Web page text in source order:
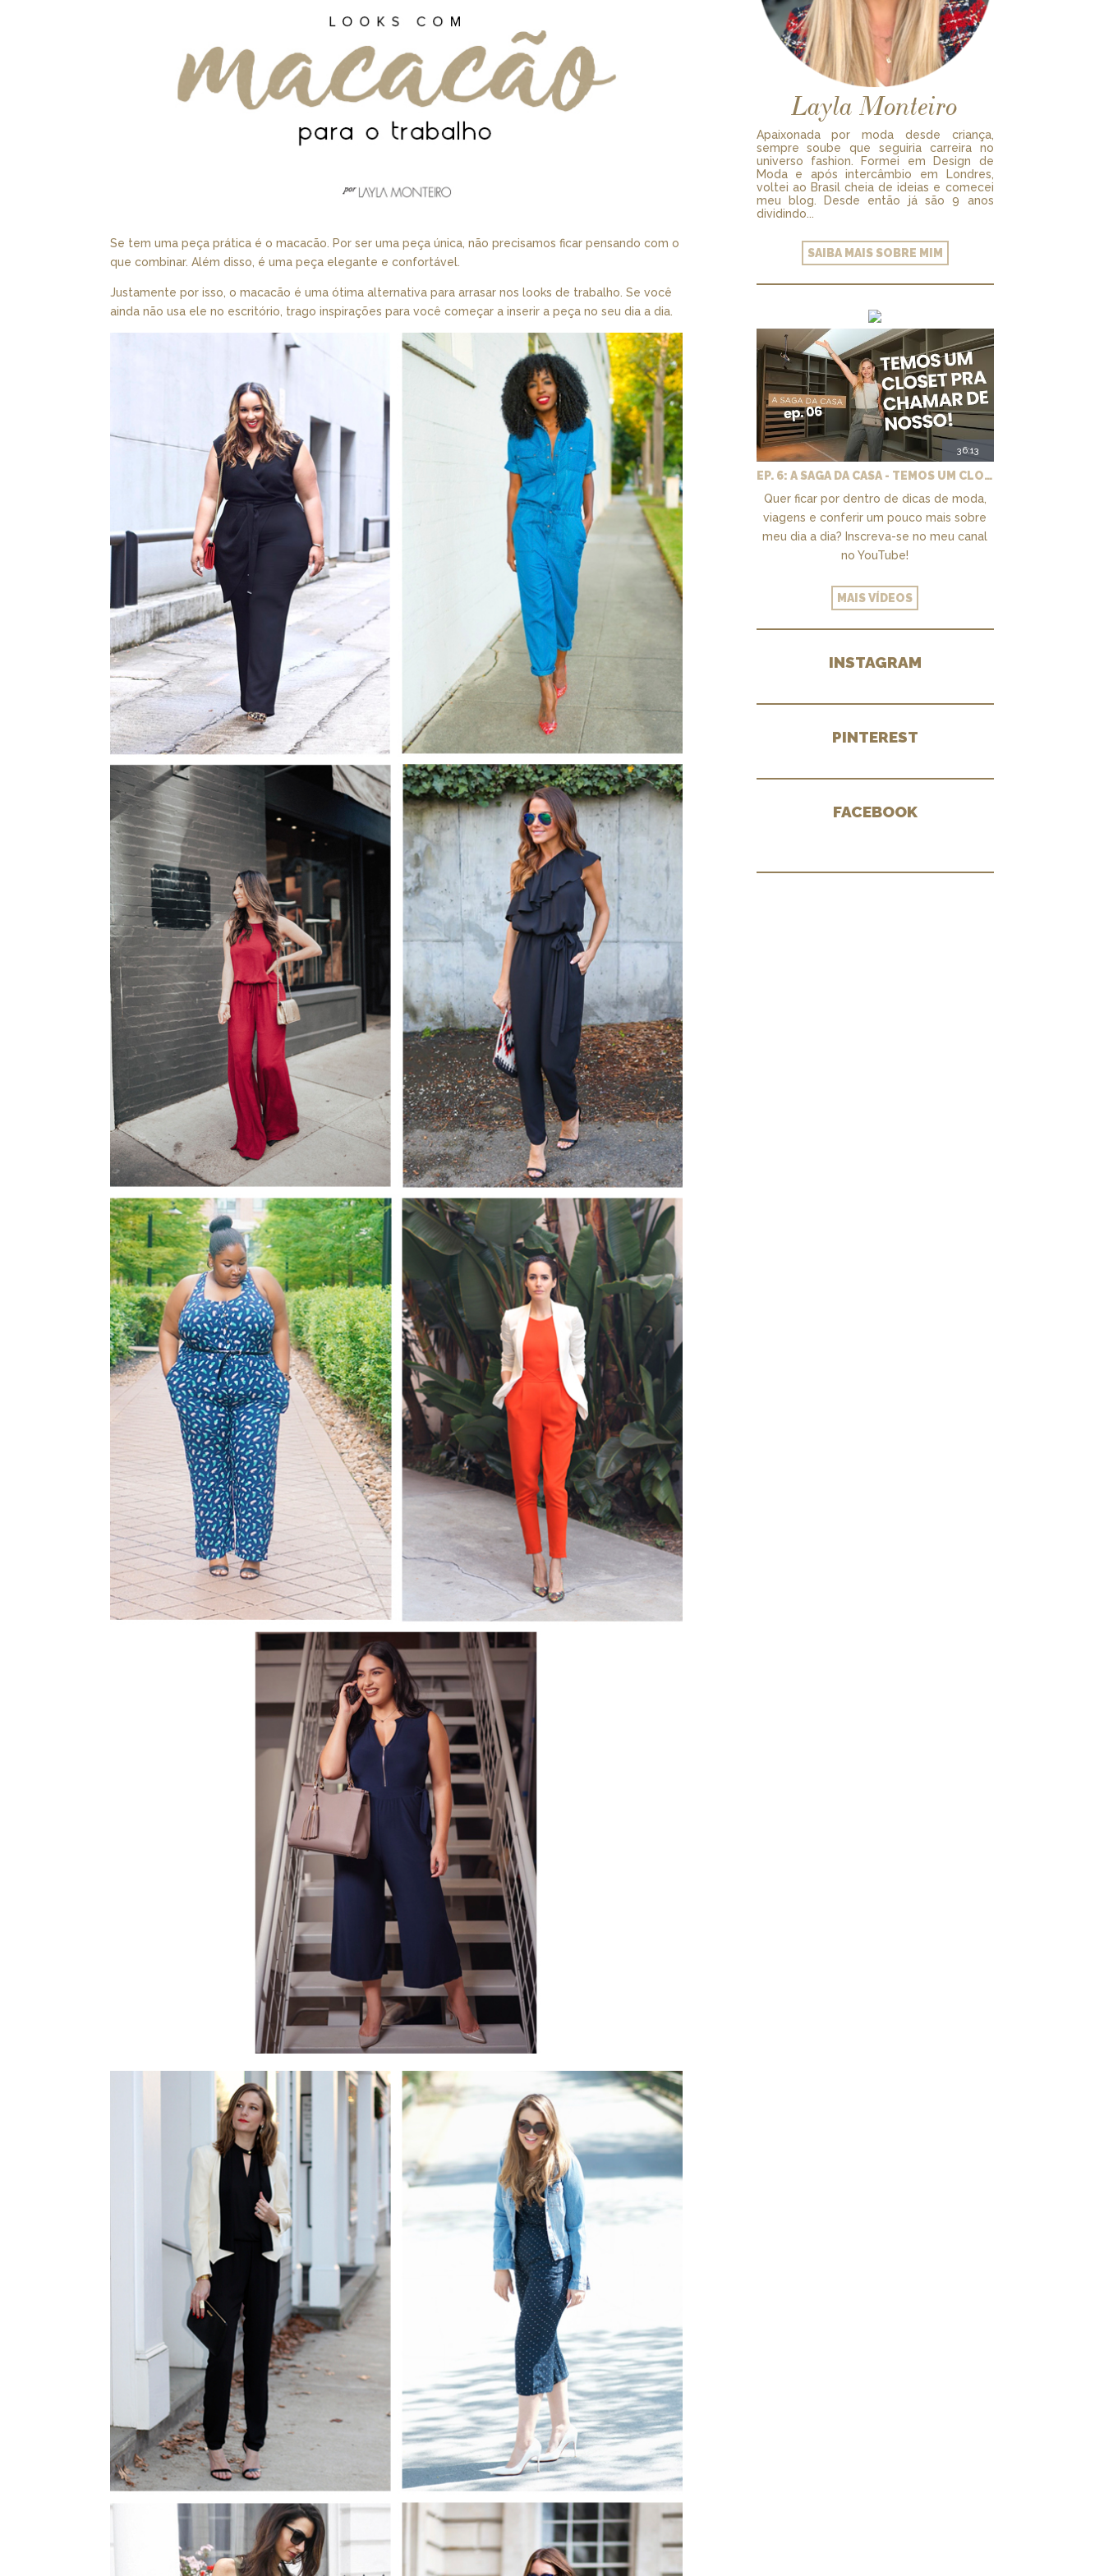
Se tem uma peça prática é o macacão. Por ser uma peça única, não precisamos ficar pensando com o
que combinar. Além disso, é uma peça elegante e confortável.
Justamente por isso, o macacão é uma ótima alternativa para arrasar nos looks de trabalho. Se você
ainda não usa ele no escritório, trago inspirações para você começar a inserir a peça no seu dia a dia.
Layla Monteiro
Apaixonada por moda desde criança,
sempre soube que seguiria carreira no
universo fashion. Formei em Design de
Moda e após intercâmbio em Londres,
voltei ao Brasil cheia de ideias e comecei
meu blog. Desde então já são 9 anos
dividindo...
SAIBA MAIS SOBRE MIM
36:13
EP. 6: A SAGA DA CASA - TEMOS UM CLOSET PRA CHAMAR DE NOSSO + MARCENARIA E PAISAGISMO
Quer ficar por dentro de dicas de moda,
viagens e conferir um pouco mais sobre
meu dia a dia? Inscreva-se no meu canal
no YouTube!
MAIS VÍDEOS
INSTAGRAM
PINTEREST
FACEBOOK